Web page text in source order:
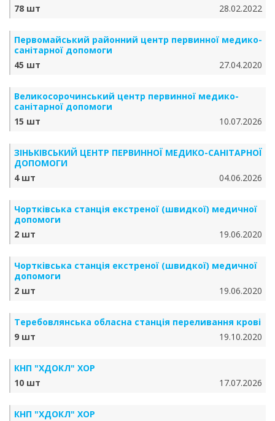
78 шт
28.02.2022
Первомайський районний центр первинної медико-
санітарної допомоги
45 шт
27.04.2020
Великосорочинський центр первинної медико-
санітарної допомоги
15 шт
10.07.2026
ЗІНЬКІВСЬКИЙ ЦЕНТР ПЕРВИННОЇ МЕДИКО-САНІТАРНОЇ
ДОПОМОГИ
4 шт
04.06.2026
Чортківська станція екстреної (швидкої) медичної
допомоги
2 шт
19.06.2020
Чортківська станція екстреної (швидкої) медичної
допомоги
2 шт
19.06.2020
Теребовлянська обласна станція переливання крові
9 шт
19.10.2020
КНП "ХДОКЛ" ХОР
10 шт
17.07.2026
КНП "ХДОКЛ" ХОР